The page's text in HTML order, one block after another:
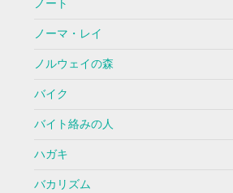
ノート
ノーマ・レイ
ノルウェイの森
バイク
バイト絡みの人
ハガキ
バカリズム